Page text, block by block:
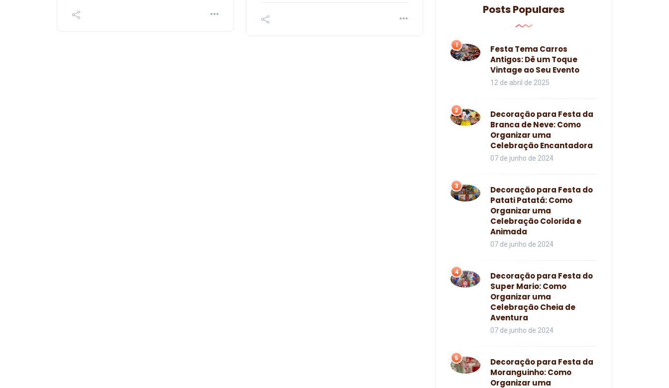
Posts Populares
1
Festa Tema Carros
Antigos: Dê um Toque
Vintage ao Seu Evento
12 de abril de 2025
2
Decoração para Festa da
Branca de Neve: Como
Organizar uma
Celebração Encantadora
07 de junho de 2024
3
Decoração para Festa do
Patati Patatá: Como
Organizar uma
Celebração Colorida e
Animada
07 de junho de 2024
4
Decoração para Festa do
Super Mario: Como
Organizar uma
Celebração Cheia de
Aventura
07 de junho de 2024
5
Decoração para Festa da
Moranguinho: Como
Organizar uma